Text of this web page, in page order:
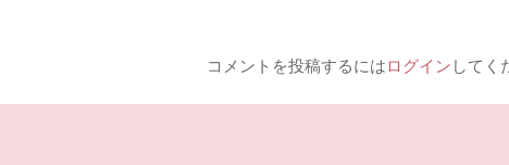
コメントを投稿するにはログインしてく